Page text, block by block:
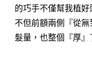
的巧手不僅幫我植好
不但前額兩側『從
髮量，也整個『厚』